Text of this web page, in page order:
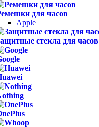
для часов
Apple
стекла для часов